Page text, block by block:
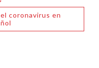
coronavirus en